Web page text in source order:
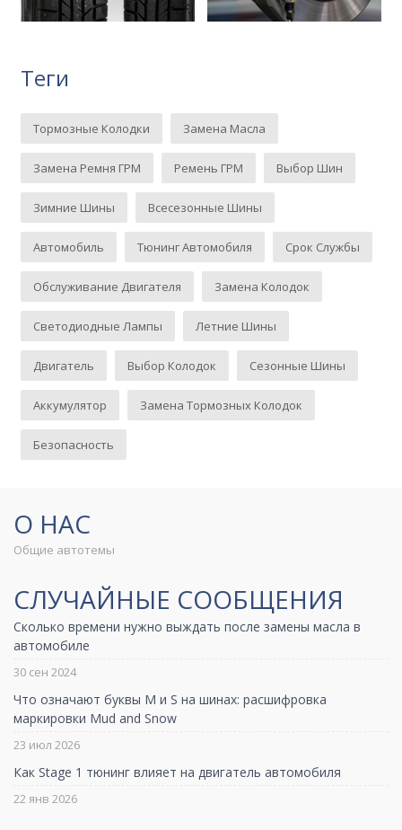
Теги
Тормозные Колодки Замена Масла
Замена Ремня ГРМ Ремень ГРМ Выбор Шин
Зимние Шины Всесезонные Шины
Автомобиль Тюнинг Автомобиля Срок Службы
Обслуживание Двигателя Замена Колодок
Светодиодные Лампы Летние Шины
Двигатель Выбор Колодок Сезонные Шины
Аккумулятор Замена Тормозных Колодок
Безопасность
О НАС
Общие автотемы
СЛУЧАЙНЫЕ СООБЩЕНИЯ
Сколько времени нужно выждать после замены масла в
автомобиле
30 сен 2024
Что означают буквы M и S на шинах: расшифровка
маркировки Mud and Snow
23 июл 2026
Как Stage 1 тюнинг влияет на двигатель автомобиля
22 янв 2026